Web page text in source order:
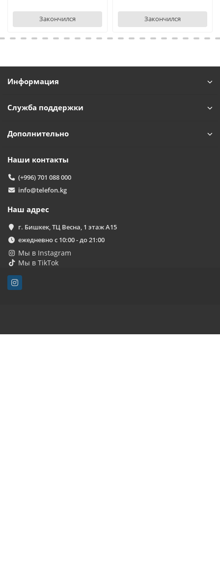
Закончился Закончился
Информация
Служба поддержки
Дополнительно
Наши контакты
(+996) 701 088 000
info@telefon.kg
Наш адрес
г. Бишкек, ТЦ Весна, 1 этаж А15
ежедневно с 10:00 - до 21:00
Мы в Instagram
Мы в TikTok